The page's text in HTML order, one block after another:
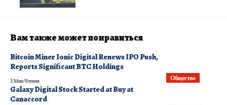
Вам также может понравиться
Общество
Bitcoin Miner Ionic Digital Renews IPO Push,
Reports Significant BTC Holdings
3 Мин Чтения
Galaxy Digital Stock Started at Buy at
Canaccord